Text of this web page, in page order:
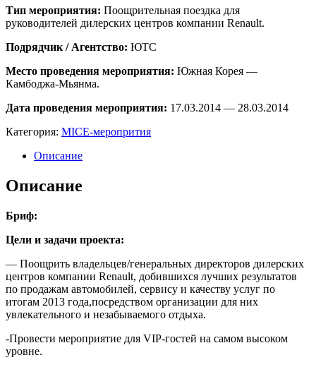
Тип мероприятия: Поощрительная поездка для
руководителей дилерских центров компании Renault.
Подрядчик / Агентство: ЮТС
Место проведения мероприятия: Южная Корея —
Камбоджа-Мьянма.
Дата проведения мероприятия: 17.03.2014 — 28.03.2014
Категория: MICE-меропрития
Описание
Описание
Бриф:
Цели и задачи проекта:
— Поощрить владельцев/генеральных директоров дилерских
центров компании Renault, добившихся лучших результатов
по продажам автомобилей, сервису и качеству услуг по
итогам 2013 года,посредством организации для них
увлекательного и незабываемого отдыха.
-Провести мероприятие для VIP-гостей на самом высоком
уровне.